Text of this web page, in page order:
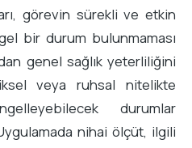
görevin sürekli ve etkin
bir durum bulunmaması
genel sağlık yeterliliğini
veya ruhsal nitelikte
durumlar
nihai ölçüt, ilgili